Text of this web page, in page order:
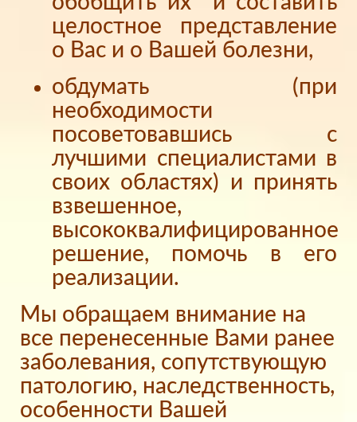
целостное представление
о Вас и о Вашей болезни,
обдумать (при
необходимости
посоветовавшись с
лучшими специалистами в
своих областях) и принять
взвешенное,
высококвалифицированное
решение, помочь в его
реализации.
Мы обращаем внимание на
все перенесенные Вами ранее
заболевания, сопутствующую
патологию, наследственность,
особенности Вашей